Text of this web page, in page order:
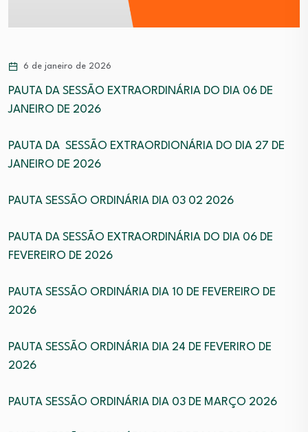
6 de janeiro de 2026
PAUTA DA SESSÃO EXTRAORDINÁRIA DO DIA 06 DE
JANEIRO DE 2026
PAUTA DA SESSÃO EXTRAORDIONÁRIA DO DIA 27 DE
JANEIRO DE 2026
PAUTA SESSÃO ORDINÁRIA DIA 03 02 2026
PAUTA DA SESSÃO EXTRAORDINÁRIA DO DIA 06 DE
FEVEREIRO DE 2026
PAUTA SESSÃO ORDINÁRIA DIA 10 DE FEVEREIRO DE
2026
PAUTA SESSÃO ORDINÁRIA DIA 24 DE FEVERIRO DE
2026
PAUTA SESSÃO ORDINÁRIA DIA 03 DE MARÇO 2026